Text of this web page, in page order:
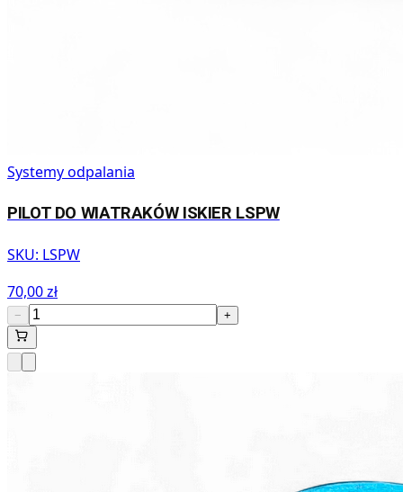
Systemy odpalania
PILOT DO WIATRAKÓW ISKIER LSPW
SKU: LSPW
70,00 zł
− +